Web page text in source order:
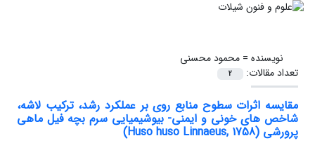
نویسنده =محمود محسنی
تعداد مقالات:
2
مقایسه اثرات سطوح منابع روی بر عملکرد رشد، ترکیب لاشه،
شاخص های خونی و ایمنی- بیوشیمیایی سرم بچه فیل ‌ماهی
پرورشی (Huso huso Linnaeus, 1758)